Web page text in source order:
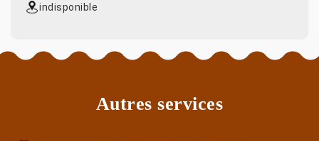
indisponible
Autres services